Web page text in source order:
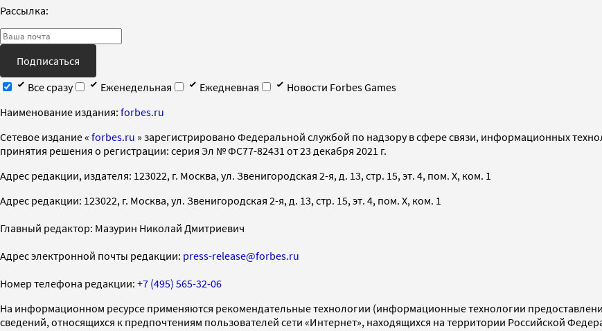
Рассылка:
Подписаться
Все сразу
Еженедельная Ежедневная
Новости Forbes Games
Наименование издания: forbes.ru
Cетевое издание « forbes.ru » зарегистрировано Федеральной службой по надзору в сфере связи, информационных
принятия решения о регистрации: серия Эл № ФС77-82431 от 23 декабря 2021 г.
Адрес редакции, издателя: 123022, г. Москва, ул. Звенигородская 2-я, д. 13, стр. 15, эт. 4, пом. X, ком. 1
Адрес редакции: 123022, г. Москва, ул. Звенигородская 2-я, д. 13, стр. 15, эт. 4, пом. X, ком. 1
Главный редактор: Мазурин Николай Дмитриевич
Адрес электронной почты редакции: press-release@forbes.ru
Номер телефона редакции: +7 (495) 565-32-06
На информационном ресурсе применяются рекомендательные технологии (информационные технологии
сведений, относящихся к предпочтениям пользователей сети «Интернет», находящихся на территории Российской